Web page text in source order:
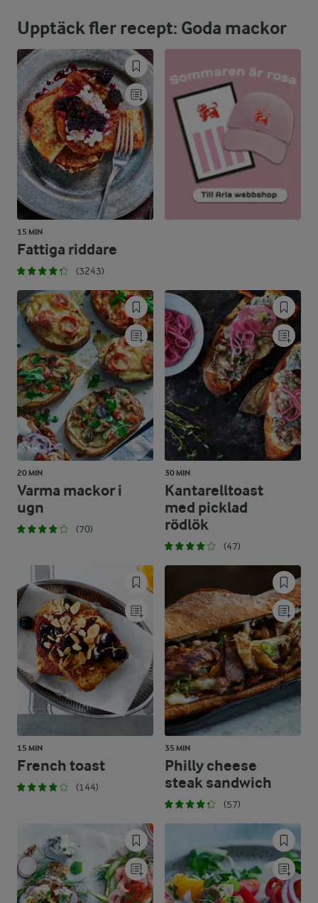
Fett:
17,7 %
4,8 g
Kolhydrater:
67,4 %
39,7 g
Upptäck fler recept: Goda mackor
15 MIN
Fattiga riddare
(3243)
20 MIN
Varma mackor i
ugn
(70)
30 MIN
Kantarelltoast
med picklad
rödlök
(47)
15 MIN
French toast
(144)
35 MIN
Philly cheese
steak sandwich
(57)